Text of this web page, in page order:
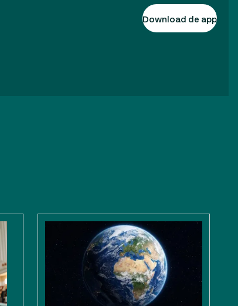
Download de app